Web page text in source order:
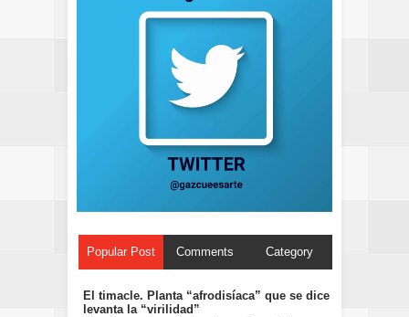
Popular Post Comments Category
El timacle. Planta “afrodisíaca” que se dice
levanta la “virilidad”